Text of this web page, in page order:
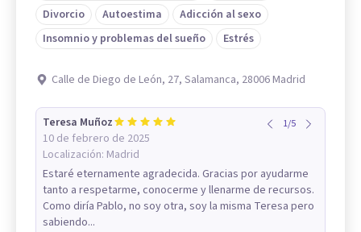
Divorcio
Autoestima
Adicción al sexo
Insomnio y problemas del sueño
Estrés
Calle de Diego de León, 27, Salamanca, 28006 Madrid
Teresa Muñoz
10 de febrero de 2025
Localización: Madrid
1/5
Estaré eternamente agradecida. Gracias por ayudarme
tanto a respetarme, conocerme y llenarme de recursos.
Como diría Pablo, no soy otra, soy la misma Teresa pero
sabiendo...